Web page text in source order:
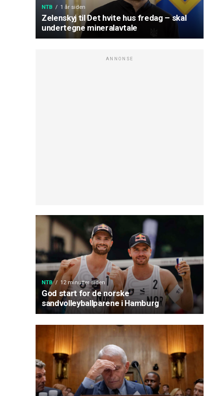
NTB 1 år siden
Zelenskyj til Det hvite hus fredag – skal
undertegne mineralavtale
ANNONSE
NTB 12 minutter siden
God start for de norske
sandvolleyballparene i Hamburg